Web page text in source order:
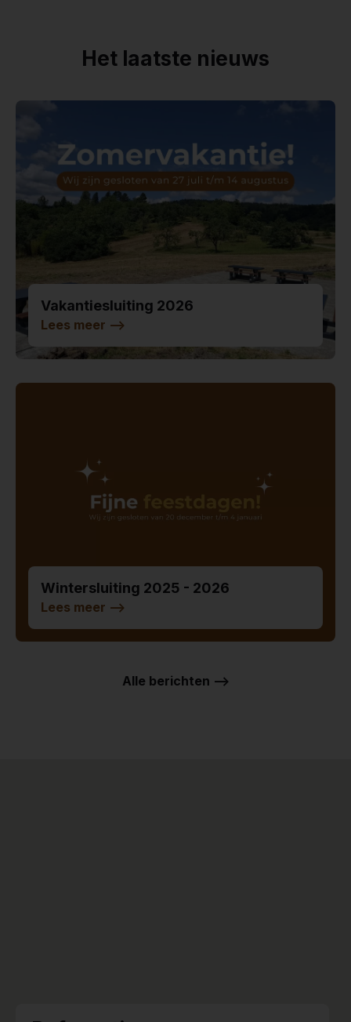
Het laatste nieuws
Vakantiesluiting 2026
Lees meer -->
Wintersluiting 2025 - 2026
Lees meer -->
Alle berichten -->